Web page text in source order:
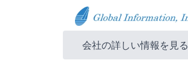
会社の詳しい情報を見る